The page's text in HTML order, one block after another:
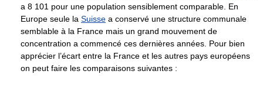
a 8 101 pour une population sensiblement comparable. En
Europe seule la Suisse a conservé une structure communale
semblable à la France mais un grand mouvement de
concentration a commencé ces dernières années. Pour bien
apprécier l’écart entre la France et les autres pays européens
on peut faire les comparaisons suivantes :